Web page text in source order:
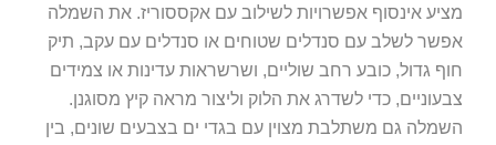
מציע אינסוף אפשרויות לשילוב עם אקססוריז. את השמלה
אפשר לשלב עם סנדלים שטוחים או סנדלים עם עקב, תיק
חוף גדול, כובע רחב שוליים, ושרשראות עדינות או צמידים
צבעוניים, כדי לשדרג את הלוק וליצור מראה קיץ מסוגנן.
השמלה גם משתלבת מצוין עם בגדי ים בצבעים שונים, בין